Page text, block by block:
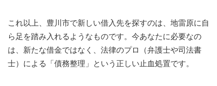
これ以上、豊川市で新しい借入先を探すのは、地雷原に自
ら足を踏み入れるようなものです。今あなたに必要なの
は、新たな借金ではなく、法律のプロ（弁護士や司法書
士）による「債務整理」という正しい止血処置です。